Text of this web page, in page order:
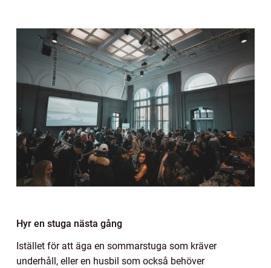
Hyr en stuga nästa gång
Istället för att äga en sommarstuga som kräver
underhåll, eller en husbil som också behöver